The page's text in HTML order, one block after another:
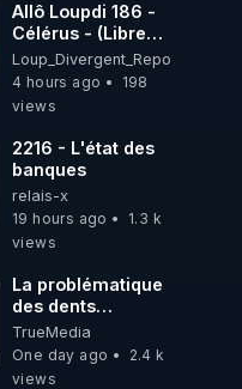
Allô Loupdi 186 -
Célérus - (Libre
Antenne) - Loup
Divergent
2026.08.06
Loup_Divergent_Reposts
4 hours ago
198
views
2216 - L'état des
banques
relais-x
19 hours ago
1.3 k
views
La problématique
des dents
dévitalisées et
des implants
TrueMedia
One day ago
2.4 k
views